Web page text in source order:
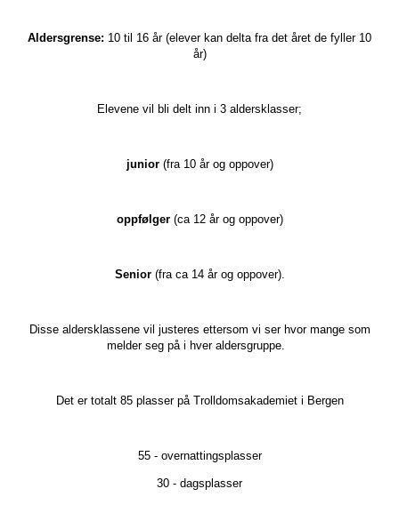
Aldersgrense: 10 til 16 år (elever kan delta fra det året de fyller 10
år)
Elevene vil bli delt inn i 3 aldersklasser;
junior(fra 10 år og oppover)
oppfølger(ca 12 år og oppover)
Senior(fra ca 14 år og oppover).
Disse aldersklassene vil justeres ettersom vi ser hvor mange som
melder seg på i hver aldersgruppe.
Det er totalt 85 plasser på Trolldomsakademiet i Bergen
55 - overnattingsplasser
30 - dagsplasser